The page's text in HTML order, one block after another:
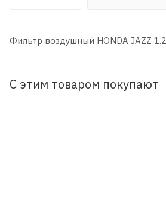
Фильтр воздушный HONDA JAZZ
С этим товаром покупают